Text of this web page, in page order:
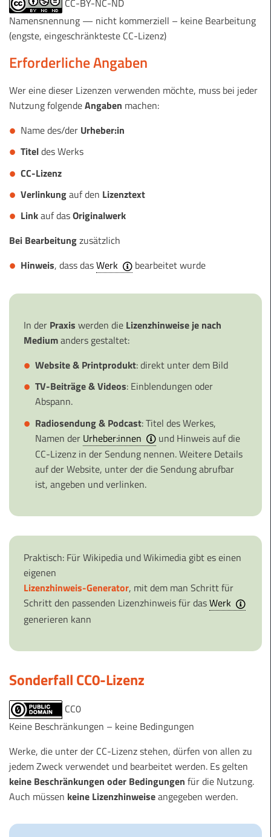
Namensnennung — nicht kommerziell – keine Bearbeitung
(engste, eingeschränkteste CC-Lizenz)
Erforderliche Angaben
Wer eine dieser Lizenzen verwenden möchte, muss bei jeder
Nutzung folgendeAngaben machen:
Name des/der Urheber:in
Titeldes Werks
CC-Lizenz
Verlinkungauf den Lizenztext
Linkauf dasOriginalwerk
Bei Bearbeitungzusätzlich
Hinweis, dass dasWerk bearbeitet wurde
In der Praxis werden die Lizenzhinweise je nach
Mediumanders gestaltet:
Website& Printprodukt: direkt unter dem Bild
TV-Beiträge & Videos: Einblendungen oder
Abspann.
Radiosendung & Podcast: Titel des Werkes,
Namen der Urheber:innen
und Hinweis auf die
CC-Lizenz in der Sendung nennen. Weitere Details
auf der Website, unter der die Sendung abrufbar
ist, angeben und verlinken.
Praktisch: Für Wikipedia und Wikimedia gibt es einen
eigenen
Lizenzhinweis-Generator, mit dem man Schritt für
Schritt den passenden Lizenzhinweis für dasWerk
generieren kann
SonderfallCC0-Lizenz
CC0
Keine Beschränkungen – keine Bedingungen
Werke, die unter der CC-Lizenz stehen, dürfen von allen zu
jedem Zweck verwendet und bearbeitet werden. Es gelten
keine Beschränkungen oder Bedingungen für die Nutzung.
Auch müssen keine Lizenzhinweiseangegeben werden.